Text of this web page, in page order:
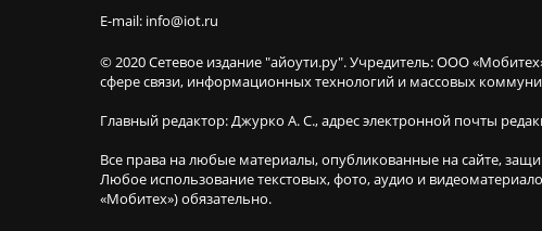
E-mail: info@iot.ru
© 2020 Сетевое издание "айоути.ру". Учредитель: ООО
сфере связи, информационных технологий и массовых
Главный редактор: Джурко А. С., адрес электронной почты
Все права на любые материалы, опубликованные на сайте,
Любое использование текстовых, фото, аудио и
«Мобитех») обязательно.